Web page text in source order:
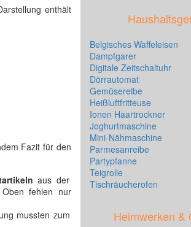
enthält
Fazit für den
aus der
fehlen nur
mussten zum
Belgisches Waffeleisen
Dampfgarer
Digitale Zeitschaltuhr
Dörrautomat
Gemüsereibe
Heißluftfritteuse
Ionen Haartrockner
Joghurtmaschine
Mini-Nähmaschine
Parmesanreibe
Partypfanne
Teigrolle
Tischräucherofen
Heimwerken &